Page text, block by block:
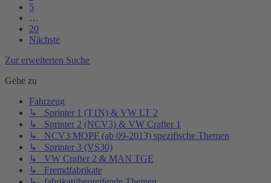
5
…
20
Nächste
Zur erweiterten Suche
Gehe zu
Fahrzeug
↳ Sprinter 1 (T1N) & VW LT 2
↳ Sprinter 2 (NCV3) & VW Crafter 1
↳ NCV3 MOPF (ab 09-2013) spezifische Themen
↳ Sprinter 3 (VS30)
↳ VW Crafter 2 & MAN TGE
↳ Fremdfabrikate